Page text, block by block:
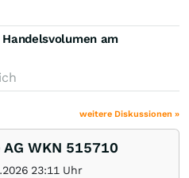
am
weitere Diskussionen »
WKN 515710
23:11 Uhr